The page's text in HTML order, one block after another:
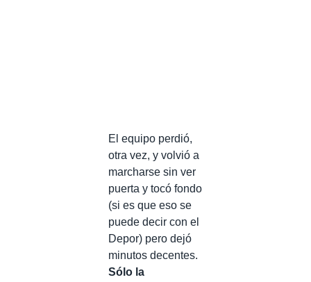
El equipo perdió,
otra vez, y volvió a
marcharse sin ver
puerta y tocó fondo
(si es que eso se
puede decir con el
Depor) pero dejó
minutos decentes.
Sólo la